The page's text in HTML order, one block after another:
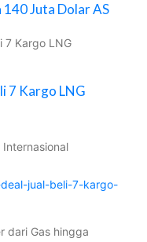
140 Juta Dolar AS
7 Kargo LNG
7 Kargo LNG
Internasional
jual-beli-7-kargo-
dari Gas hingga